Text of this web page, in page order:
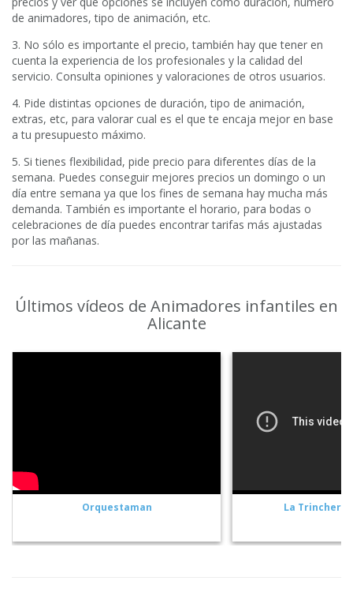
de animadores, tipo de animación, etc.
3. No sólo es importante el precio, también hay que tener en
cuenta la experiencia de los profesionales y la calidad del
servicio. Consulta opiniones y valoraciones de otros usuarios.
4. Pide distintas opciones de duración, tipo de animación,
extras, etc, para valorar cual es el que te encaja mejor en base
a tu presupuesto máximo.
5. Si tienes flexibilidad, pide precio para diferentes días de la
semana. Puedes conseguir mejores precios un domingo o un
día entre semana ya que los fines de semana hay mucha más
demanda. También es importante el horario, para bodas o
celebraciones de día puedes encontrar tarifas más ajustadas
por las mañanas.
Últimos vídeos de Animadores infantiles en
Alicante
Orquestaman La Trinchera